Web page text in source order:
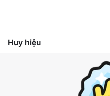
Huy hiệu